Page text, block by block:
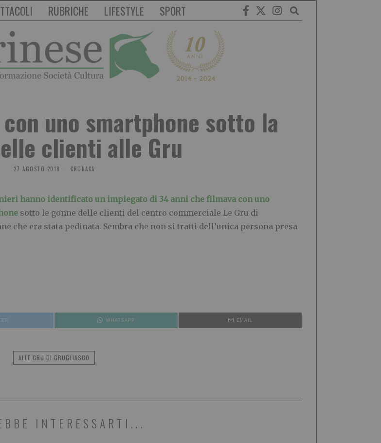
RUBRICHE LIFESTYLE SPORT
uno smartphone sotto la
clienti alle Gru
27 AGOSTO 2018 CRONACA
hanno identificato un impiegato di 34 anni che filmava con uno
sotto le gonne delle clienti del centro commerciale Le Gru di
che era stata pedinata. Sembra che non si tratti dell’unica persona presa
WHATSAPP EMAIL
ALLE GRU DI GRUGLIASCO
INTERESSARTI...